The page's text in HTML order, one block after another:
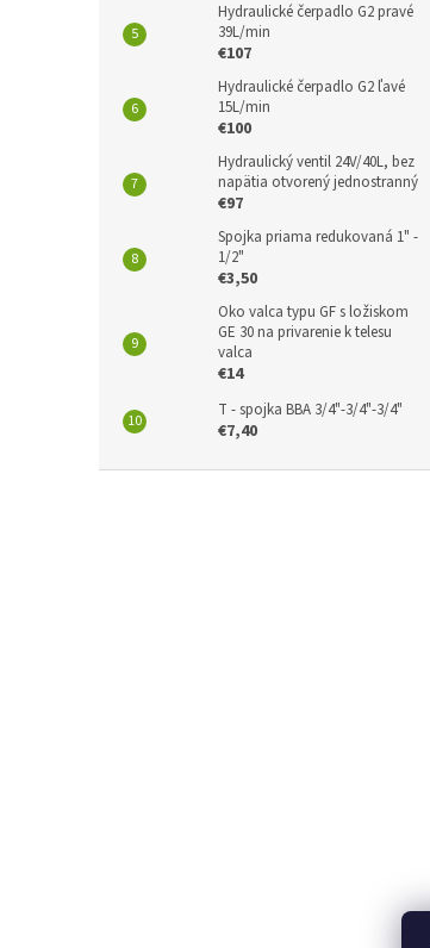
Hydraulické čerpadlo G2 pravé
39L/min
€107
Hydraulické čerpadlo G2 ľavé
15L/min
€100
Hydraulický ventil 24V/40L, bez
napätia otvorený jednostranný
€97
Spojka priama redukovaná 1" -
1/2"
€3,50
Oko valca typu GF s ložiskom
GE 30 na privarenie k telesu
valca
€14
T - spojka BBA 3/4"-3/4"-3/4"
€7,40